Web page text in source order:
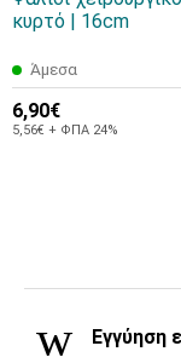
κυρτό | 16cm
Άμεσα
6,90€
5,56€ + ΦΠΑ 24%
Εγγύηση